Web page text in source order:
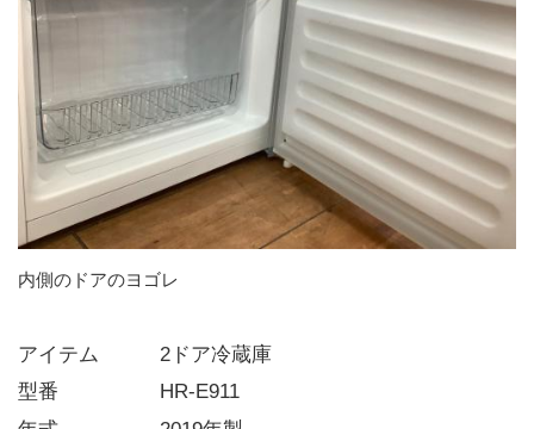
内側のドアのヨゴレ
アイテム   2ドア冷蔵庫
型番     HR-E911